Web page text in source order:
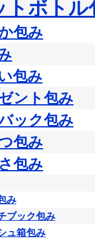
トボトル
包み
包み
ント包み
ック包み
包み
包み
み
ブック包み
ュ箱包み